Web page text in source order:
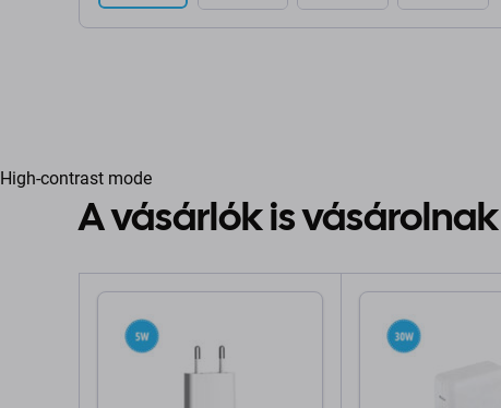
High-contrast mode
A vásárlók is vásárolnak